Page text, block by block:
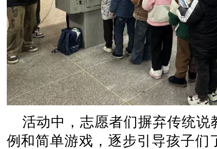
活动中，志愿者们摒弃传统
例和简单游戏，逐步引导孩子